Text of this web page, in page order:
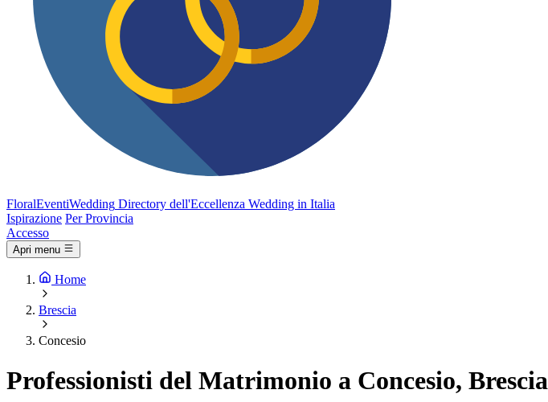
FloralEventiWedding Directory dell'Eccellenza Wedding in Italia
Ispirazione Per Provincia
Accesso
Apri menu
Home
Brescia
Concesio
Professionisti del Matrimonio a Concesio, Brescia